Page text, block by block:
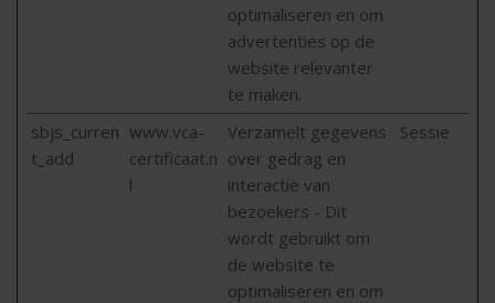
optimaliseren en om
advertenties op de
website relevanter
te maken.
sbjs_curren
t_add
www.vca-
certificaat.n
l
Verzamelt gegevens
over gedrag en
interactie van
bezoekers - Dit
wordt gebruikt om
de website te
optimaliseren en om
Sessie